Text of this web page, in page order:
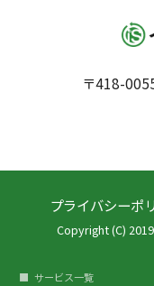
〒418-
プライバシーポ
Copyright (C)
サービス一覧